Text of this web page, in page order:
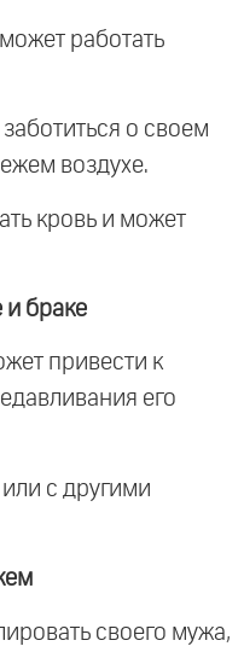
работать
о своем
воздухе.
кровь и может
и браке
привести к
его
с другими
своего мужа,